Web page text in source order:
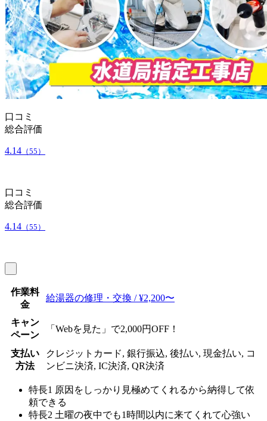
口コミ
総合評価
4.14 （55）
口コミ
総合評価
4.14 （55）
作業料
金
給湯器の修理・交換 / ¥2,200〜
キャン
ペーン
「Webを見た」で2,000円OFF！
支払い
方法
クレジットカード, 銀行振込, 後払い, 現金払い, コ
ンビニ決済, IC決済, QR決済
特長1 原因をしっかり見極めてくれるから納得して依
頼できる
特長2 土曜の夜中でも1時間以内に来てくれて心強い